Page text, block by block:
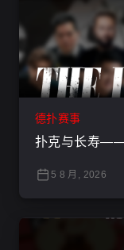
德扑赛事
扑克与长寿——
5 8 月, 2026